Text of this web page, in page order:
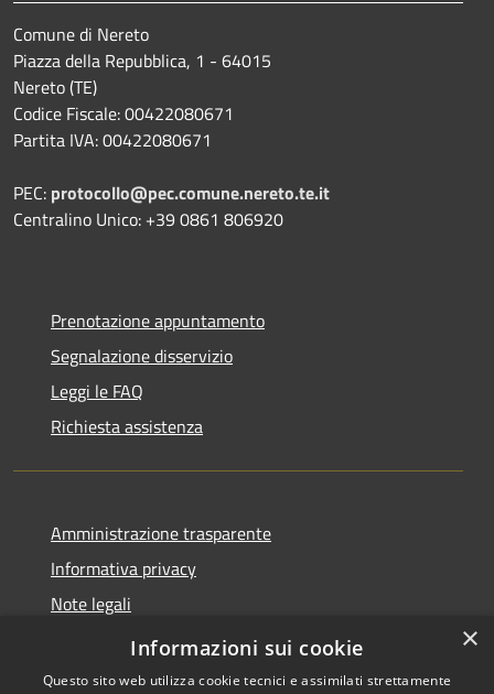
Comune di Nereto
Piazza della Repubblica, 1 - 64015
Nereto (TE)
Codice Fiscale: 00422080671
Partita IVA: 00422080671
PEC: protocollo@pec.comune.nereto.te.it
Centralino Unico: +39 0861 806920
Prenotazione appuntamento
Segnalazione disservizio
Leggi le FAQ
Richiesta assistenza
Amministrazione trasparente
Informativa privacy
Note legali
Dichiarazione di accessibilità
×
Informazioni sui cookie
Questo sito web utilizza cookie tecnici e assimilati strettamente